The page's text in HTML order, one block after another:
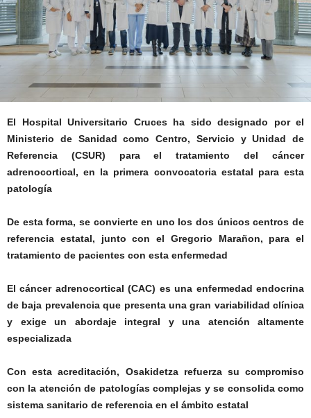
El Hospital Universitario Cruces ha sido designado por el
Ministerio de Sanidad como Centro, Servicio y Unidad de
Referencia (CSUR) para el tratamiento del cáncer
adrenocortical, en la primera convocatoria estatal para esta
patología
De esta forma, se convierte en uno los dos únicos centros de
referencia estatal, junto con el Gregorio Marañon, para el
tratamiento de pacientes con esta enfermedad
El cáncer adrenocortical (CAC) es una enfermedad endocrina
de baja prevalencia que presenta una gran variabilidad clínica
y exige un abordaje integral y una atención altamente
especializada
Con esta acreditación, Osakidetza refuerza su compromiso
con la atención de patologías complejas y se consolida como
sistema sanitario de referencia en el ámbito estatal